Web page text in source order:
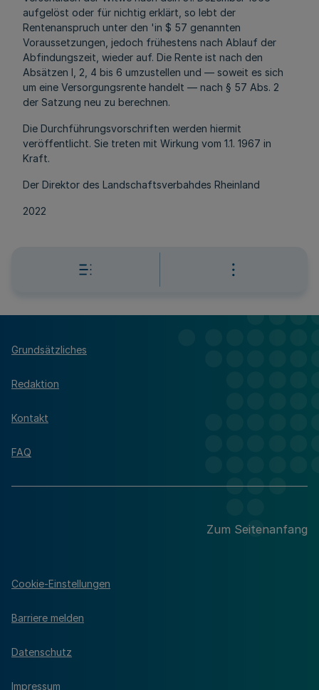
aufgelöst oder für nichtig erklärt, so lebt der
Rentenanspruch unter den 'in $ 57 genannten
Voraussetzungen, jedoch frühestens nach Ablauf der
Abfindungszeit, wieder auf. Die Rente ist nach den
Absätzen l, 2, 4 bis 6 umzustellen und — soweit es sich
um eine Versorgungsrente handelt — nach § 57 Abs. 2
der Satzung neu zu berechnen.
Die Durchführungsvorschriften werden hiermit
veröffentlicht. Sie treten mit Wirkung vom 1.1. 1967 in
Kraft.
Der Direktor des Landschaftsverbahdes Rheinland
2022
Grundsätzliches
Redaktion
Kontakt
FAQ
Zum Seitenanfang
Cookie-Einstellungen
Barriere melden
Datenschutz
Impressum